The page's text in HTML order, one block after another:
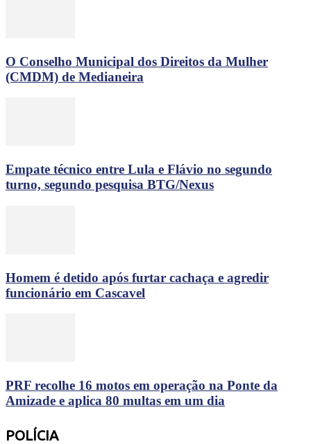
O Conselho Municipal dos Direitos da Mulher
(CMDM) de Medianeira
Empate técnico entre Lula e Flávio no segundo
turno, segundo pesquisa BTG/Nexus
Homem é detido após furtar cachaça e agredir
funcionário em Cascavel
PRF recolhe 16 motos em operação na Ponte da
Amizade e aplica 80 multas em um dia
POLÍCIA